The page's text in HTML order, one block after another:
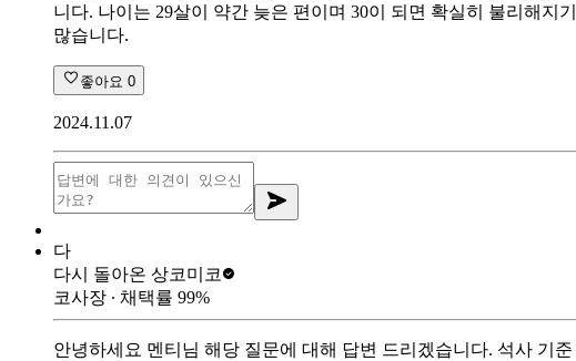
니다. 나이는 29살이 약간 늦은 편이며 30이 되면 확실히 불리해
많습니다.
좋아요 0
2024.11.07
다
다시 돌아온 상코미코
코사장 ∙ 채택률 99%
안녕하세요 멘티님 해당 질문에 대해 답변 드리겠습니다. 석사 기